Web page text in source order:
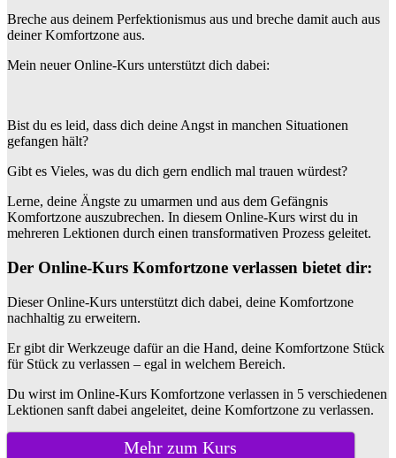
Breche aus deinem Perfektionismus aus und breche damit auch aus
deiner Komfortzone aus.
Mein neuer Online-Kurs unterstützt dich dabei:
Bist du es leid, dass dich deine Angst in manchen Situationen
gefangen hält?
Gibt es Vieles, was du dich gern endlich mal trauen würdest?
Lerne, deine Ängste zu umarmen und aus dem Gefängnis
Komfortzone auszubrechen. In diesem Online-Kurs wirst du in
mehreren Lektionen durch einen transformativen Prozess geleitet.
Der Online-Kurs Komfortzone verlassen bietet dir:
Dieser Online-Kurs unterstützt dich dabei, deine Komfortzone
nachhaltig zu erweitern.
Er gibt dir Werkzeuge dafür an die Hand, deine Komfortzone Stück
für Stück zu verlassen – egal in welchem Bereich.
Du wirst im Online-Kurs Komfortzone verlassen in 5 verschiedenen
Lektionen sanft dabei angeleitet, deine Komfortzone zu verlassen.
Mehr zum Kurs